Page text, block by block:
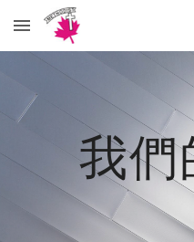
Skip to main content
我們